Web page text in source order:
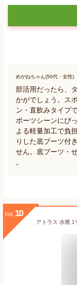
めがねちゃん(50代・女性)
部活用だったら、
かがでしょう。ス
ン・直飲みタイプ
ポーツシーンにぴ
よる軽量加工で負
りした底ブーツ付
せん。底ブーツ・
。
no. 10